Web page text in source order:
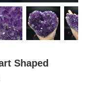
Shaped